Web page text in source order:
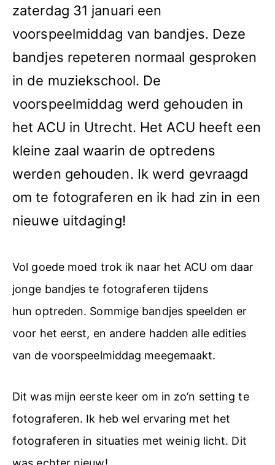
zaterdag 31 januari een
voorspeelmiddag van bandjes. Deze
bandjes repeteren normaal gesproken
in de muziekschool. De
voorspeelmiddag werd gehouden in
het ACU in Utrecht. Het ACU heeft een
kleine zaal waarin de optredens
werden gehouden. Ik werd gevraagd
om te fotograferen en ik had zin in een
nieuwe uitdaging!
Vol goede moed trok ik naar het ACU om daar
jonge bandjes te fotograferen tijdens
hun optreden. Sommige bandjes speelden er
voor het eerst, en andere hadden alle edities
van de voorspeelmiddag meegemaakt.
Dit was mijn eerste keer om in zo’n setting te
fotograferen. Ik heb wel ervaring met het
fotograferen in situaties met weinig licht. Dit